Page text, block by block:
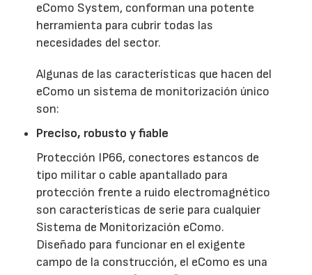
eComo System, conforman una potente
herramienta para cubrir todas las
necesidades del sector.
Algunas de las características que hacen del
eComo un sistema de monitorización único
son:
Preciso, robusto y fiable
Protección IP66, conectores estancos de
tipo militar o cable apantallado para
protección frente a ruido electromagnético
son características de serie para cualquier
Sistema de Monitorización eComo.
Diseñado para funcionar en el exigente
campo de la construcción, el eComo es una